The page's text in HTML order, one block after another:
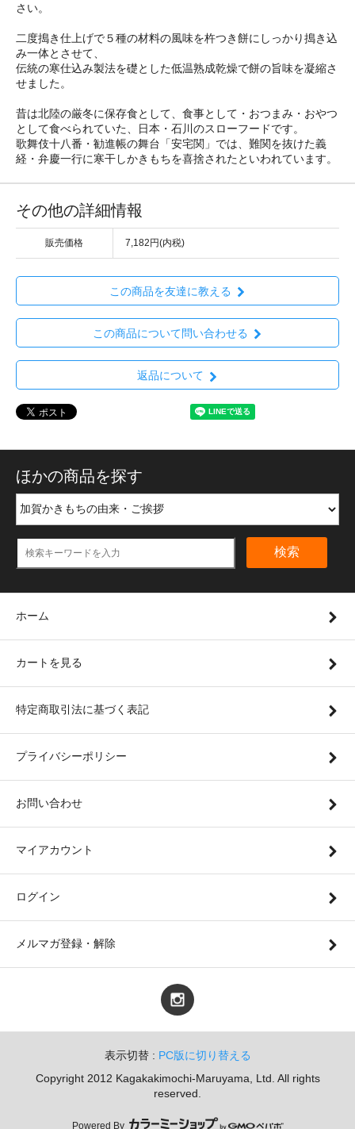
さい。
二度搗き仕上げで５種の材料の風味を杵つき餅にしっかり搗き込
み一体とさせて、
伝統の寒仕込み製法を礎とした低温熟成乾燥で餅の旨味を凝縮さ
せました。
昔は北陸の厳冬に保存食として、食事として・おつまみ・おやつ
として食べられていた、日本・石川のスローフードです。
歌舞伎十八番・勧進帳の舞台「安宅関」では、難関を抜けた義
経・弁慶一行に寒干しかきもちを喜捨されたといわれています。
その他の詳細情報
販売価格 7,182円(内税)
この商品を友達に教える
この商品について問い合わせる
返品について
ほかの商品を探す
検索
ホーム
カートを見る
特定商取引法に基づく表記
プライバシーポリシー
お問い合わせ
マイアカウント
ログイン
メルマガ登録・解除
表示切替 : PC版に切り替える
Copyright 2012 Kagakakimochi-Maruyama, Ltd. All rights
reserved.
Powered By